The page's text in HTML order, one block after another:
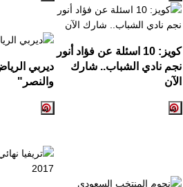
كويز: 10 اسئلة عن فؤاد أنور
نجم نادي الشباب.. شارك
الآن
ديربي
والنصر "